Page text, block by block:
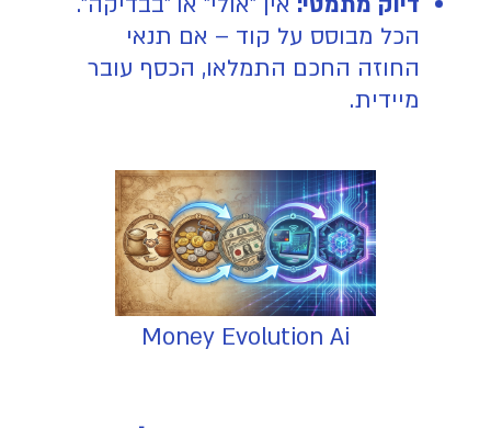
הכל מבוסס על קוד – אם תנאי
החוזה החכם התמלאו, הכסף עובר
מיידית.
Money Evolution Ai